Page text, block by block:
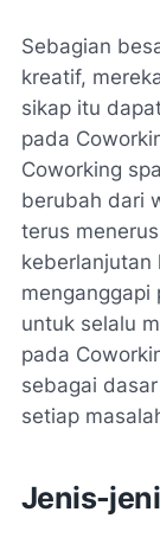
Sebagian
kreatif,
sikap itu
pada
Coworking
berubah dari
terus
keberlanjutan
menganggapi
untuk selalu
pada
sebagai
setiap
Jenis-